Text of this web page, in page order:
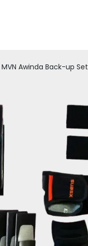
MVN Awinda Back-up Set